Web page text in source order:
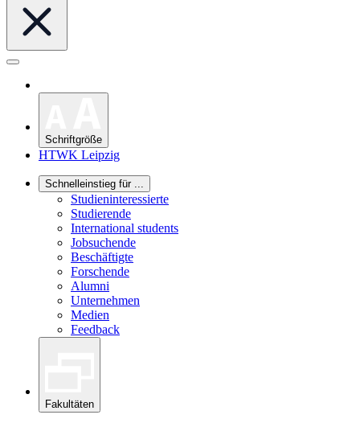
Schriftgröße
HTWK Leipzig
Schnelleinstieg für ...
Studieninteressierte
Studierende
International students
Jobsuchende
Beschäftigte
Forschende
Alumni
Unternehmen
Medien
Feedback
Fakultäten